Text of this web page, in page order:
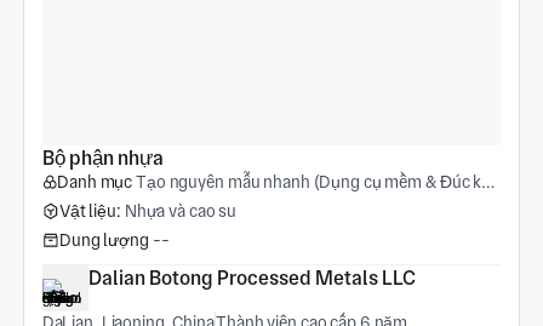
Bộ phận nhựa
Danh mụcTạo nguyên mẫu nhanh (Dụng cụ mềm & Đúc khuôn mềm)
Vật liệu: Nhựa và cao su
Dung lượng --
Dalian Botong Processed Metals LLC